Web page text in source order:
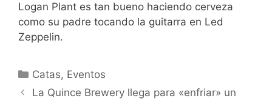
Logan Plant es tan bueno haciendo cerveza
como su padre tocando la guitarra en Led
Zeppelin.
Categorías
Catas, Eventos
La Quince Brewery llega para «enfriar» un